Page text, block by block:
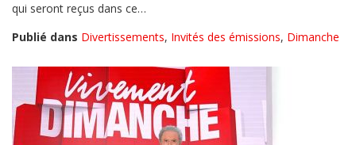
qui seront reçus dans ce…
Publié dans Divertissements, Invités des émissions, Dimanche